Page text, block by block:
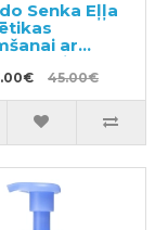
Senka Eļļa
ar
230ml
180ml
45.00€